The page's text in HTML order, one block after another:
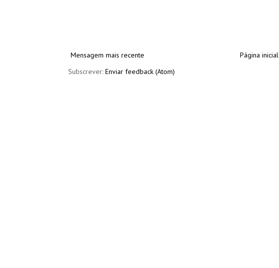
Mensagem mais recente
Página inicial
Subscrever: Enviar feedback (Atom)